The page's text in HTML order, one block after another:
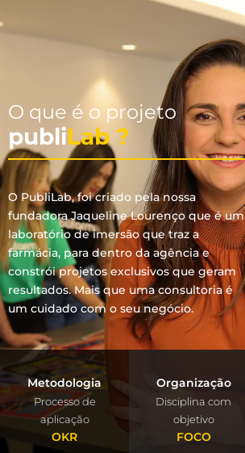
O que é o projeto
publiLab ?
O PubliLab, foi criado pela nossa
fundadora Jaqueline Lourenço que é um
laboratório de imersão que traz a
farmácia, para dentro da agência e
constrói projetos exclusivos que geram
resultados. Mais que uma consultoria é
um cuidado com o seu negócio.
Metodologia
Processo de
aplicação
OKR
Organização
Disciplina com
objetivo
FOCO